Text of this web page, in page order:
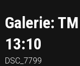
Galerie:
13:10
DSC_7799